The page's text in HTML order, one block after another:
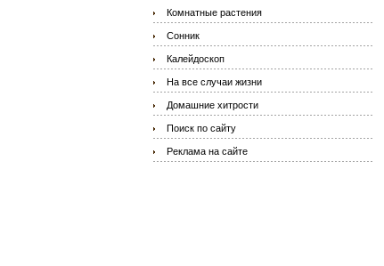
Комнатные растения
Сонник
Калейдоскоп
На все случаи жизни
Домашние хитрости
Поиск по сайту
Реклама на сайте